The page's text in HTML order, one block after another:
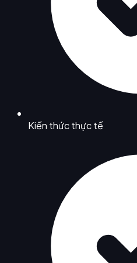
Kiến thức thực tế